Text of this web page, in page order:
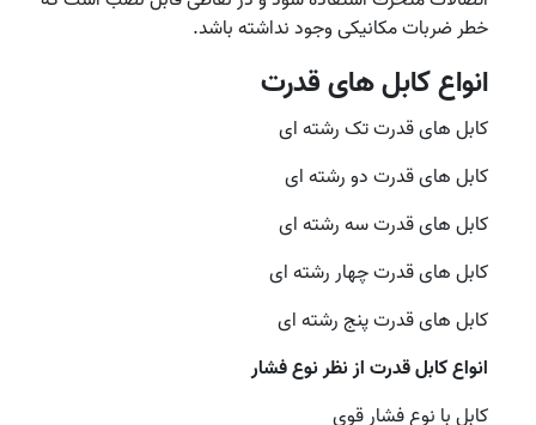
خطر ضربات مکانیکی وجود نداشته باشد.
انواع کابل های قدرت
کابل های قدرت تک رشته ای
کابل های قدرت دو رشته ای
کابل های قدرت سه رشته ای
کابل های قدرت چهار رشته ای
کابل های قدرت پنج رشته ای
انواع کابل قدرت از نظر نوع فشار
کابل با نوع فشار قوی